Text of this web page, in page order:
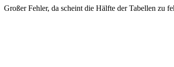
Großer Fehler, da scheint die Hälfte der Tabellen zu